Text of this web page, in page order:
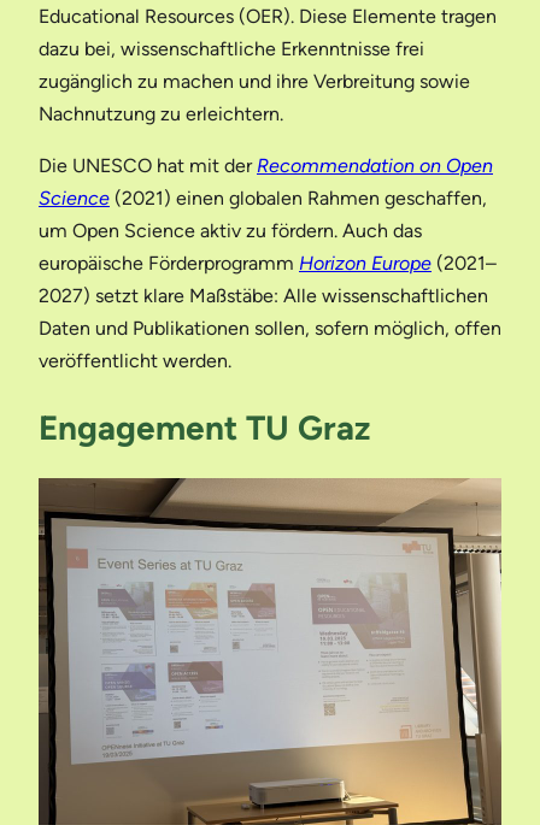
Educational Resources (OER). Diese Elemente tragen
dazu bei, wissenschaftliche Erkenntnisse frei
zugänglich zu machen und ihre Verbreitung sowie
Nachnutzung zu erleichtern.
Die UNESCO hat mit der Recommendation on Open
Science (2021) einen globalen Rahmen geschaffen,
um Open Science aktiv zu fördern. Auch das
europäische Förderprogramm Horizon Europe (2021–
2027) setzt klare Maßstäbe: Alle wissenschaftlichen
Daten und Publikationen sollen, sofern möglich, offen
veröffentlicht werden.
Engagement TU Graz